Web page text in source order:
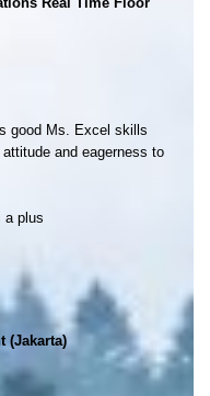
good Ms. Excel skills
and eagerness to
a plus
(Jakarta)